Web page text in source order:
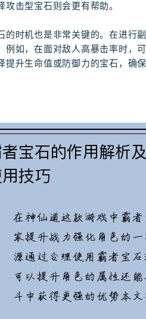
击型宝石则会更有帮助。
的时机也是非常关键的。在进行
例如，在面对敌人高暴击率时，
提升生命值或防御力的宝石，确